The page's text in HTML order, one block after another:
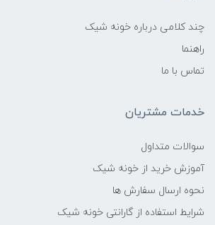
چند کلامی درباره خونه شیک
راهنما
تماس با ما
خدمات مشتریان
سوالات متداول
آموزش خرید از خونه شیک
نحوه ارسال سفارش ها
شرایط استفاده از گارانتی خونه شیک